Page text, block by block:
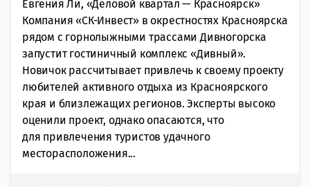
Евгения Ли, «Деловой квартал — Красноярск»
Компания «СК-Инвест» в окрестностях Красноярска
рядом с горнолыжными трассами Дивногорска
запустит гостиничный комплекс «Дивный».
Новичок рассчитывает привлечь к своему проекту
любителей активного отдыха из Красноярского
края и близлежащих регионов. Эксперты высоко
оценили проект, однако опасаются, что
для привлечения туристов удачного
месторасположения...